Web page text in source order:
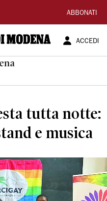
ABBONATI
ACCEDI
tutta notte:
e musica